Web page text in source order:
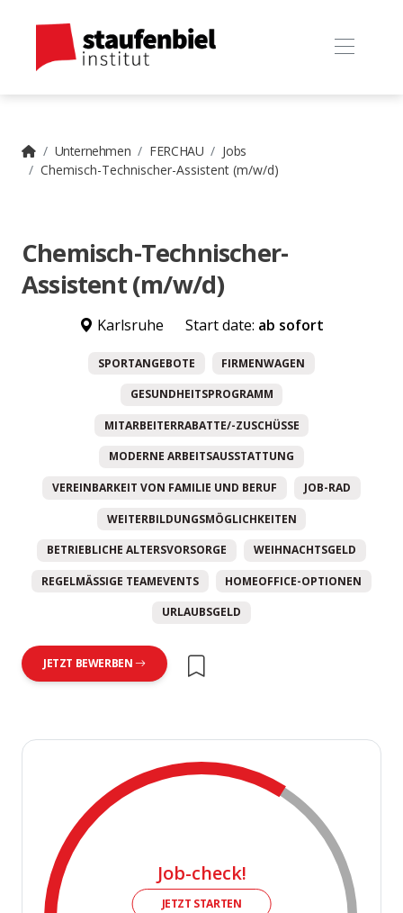
Unternehmen FERCHAU
Jobs
Chemisch-Technischer-Assistent (m/w/d)
Chemisch-Technischer-
Assistent (m/w/d)
Karlsruhe Start date: ab sofort
SPORTANGEBOTE FIRMENWAGEN
GESUNDHEITSPROGRAMM
MITARBEITERRABATTE/-ZUSCHÜSSE
MODERNE ARBEITSAUSSTATTUNG
VEREINBARKEIT VON FAMILIE UND BERUF JOB-RAD
WEITERBILDUNGSMÖGLICHKEITEN
BETRIEBLICHE ALTERSVORSORGE WEIHNACHTSGELD
REGELMÄSSIGE TEAMEVENTS HOMEOFFICE-OPTIONEN
URLAUBSGELD
JETZT BEWERBEN
Job-check!
JETZT STARTEN